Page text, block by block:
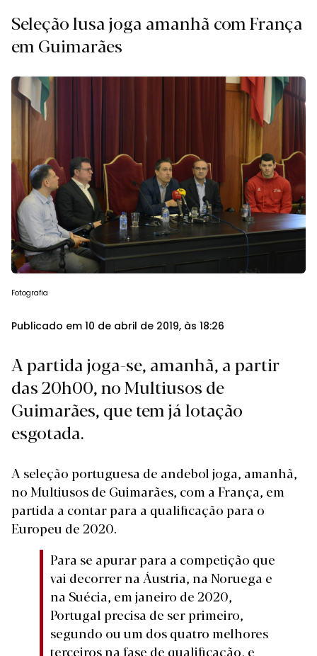
Seleção lusa joga amanhã com França
em Guimarães
Fotografia
Publicado em 10 de abril de 2019, às 18:26
A partida joga-se, amanhã, a partir
das 20h00, no Multiusos de
Guimarães, que tem já lotação
esgotada.
A seleção portuguesa de andebol joga, amanhã,
no Multiusos de Guimarães, com a França, em
partida a contar para a qualificação para o
Europeu de 2020.
Para se apurar para a competição que
vai decorrer na Áustria, na Noruega e
na Suécia, em janeiro de 2020,
Portugal precisa de ser primeiro,
segundo ou um dos quatro melhores
terceiros na fase de qualificação, e